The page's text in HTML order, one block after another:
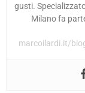
gusti.
Milano fa
marcoilardi.it/